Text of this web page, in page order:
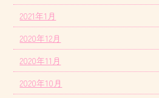
2021年1月
2020年12月
2020年11月
2020年10月